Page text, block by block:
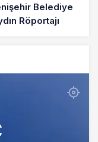
Belediye
Röportajı